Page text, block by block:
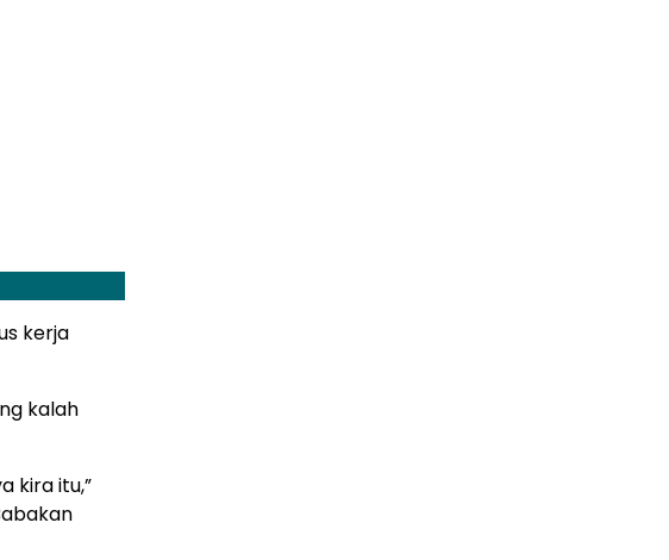
kerja
kalah
kira itu,”